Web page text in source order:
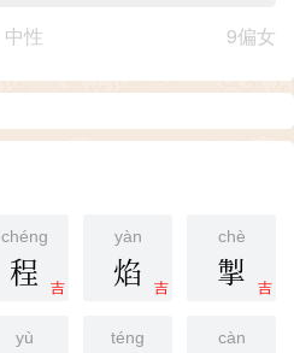
中性 9偏女
chéng
吉
程
yàn
吉
焰
chè
吉
掣
yù téng càn